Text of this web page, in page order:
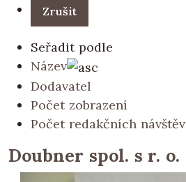
Seřadit podle
Název
Dodavatel
Počet zobrazení
Počet redakčních návštěv
Doubner spol. s r. o.